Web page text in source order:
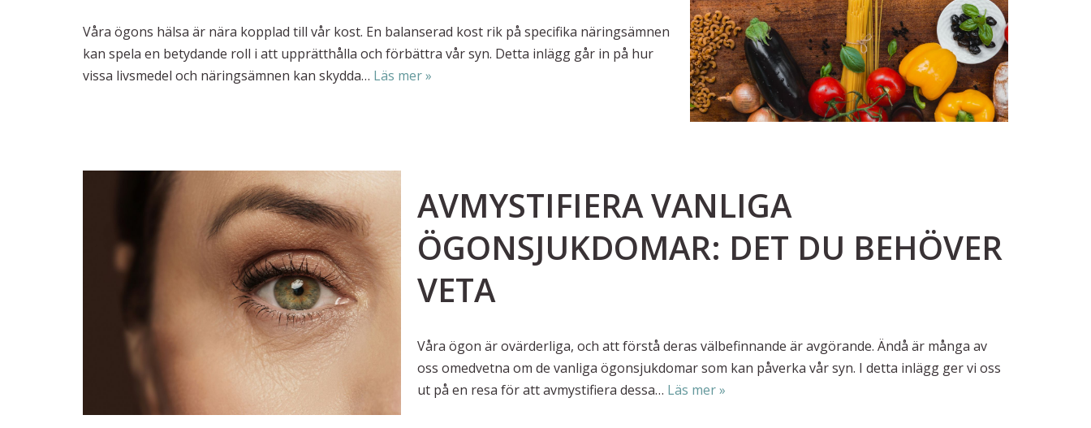
Våra ögons hälsa är nära kopplad till vår kost. En balanserad kost rik på specifika näringsämnen
kan spela en betydande roll i att upprätthålla och förbättra vår syn. Detta inlägg går in på hur
vissa livsmedel och näringsämnen kan skydda… Läs mer »
AVMYSTIFIERA VANLIGA
ÖGONSJUKDOMAR: DET DU BEHÖVER
VETA
Våra ögon är ovärderliga, och att förstå deras välbefinnande är avgörande. Ändå är många av
oss omedvetna om de vanliga ögonsjukdomar som kan påverka vår syn. I detta inlägg ger vi oss
ut på en resa för att avmystifiera dessa… Läs mer »